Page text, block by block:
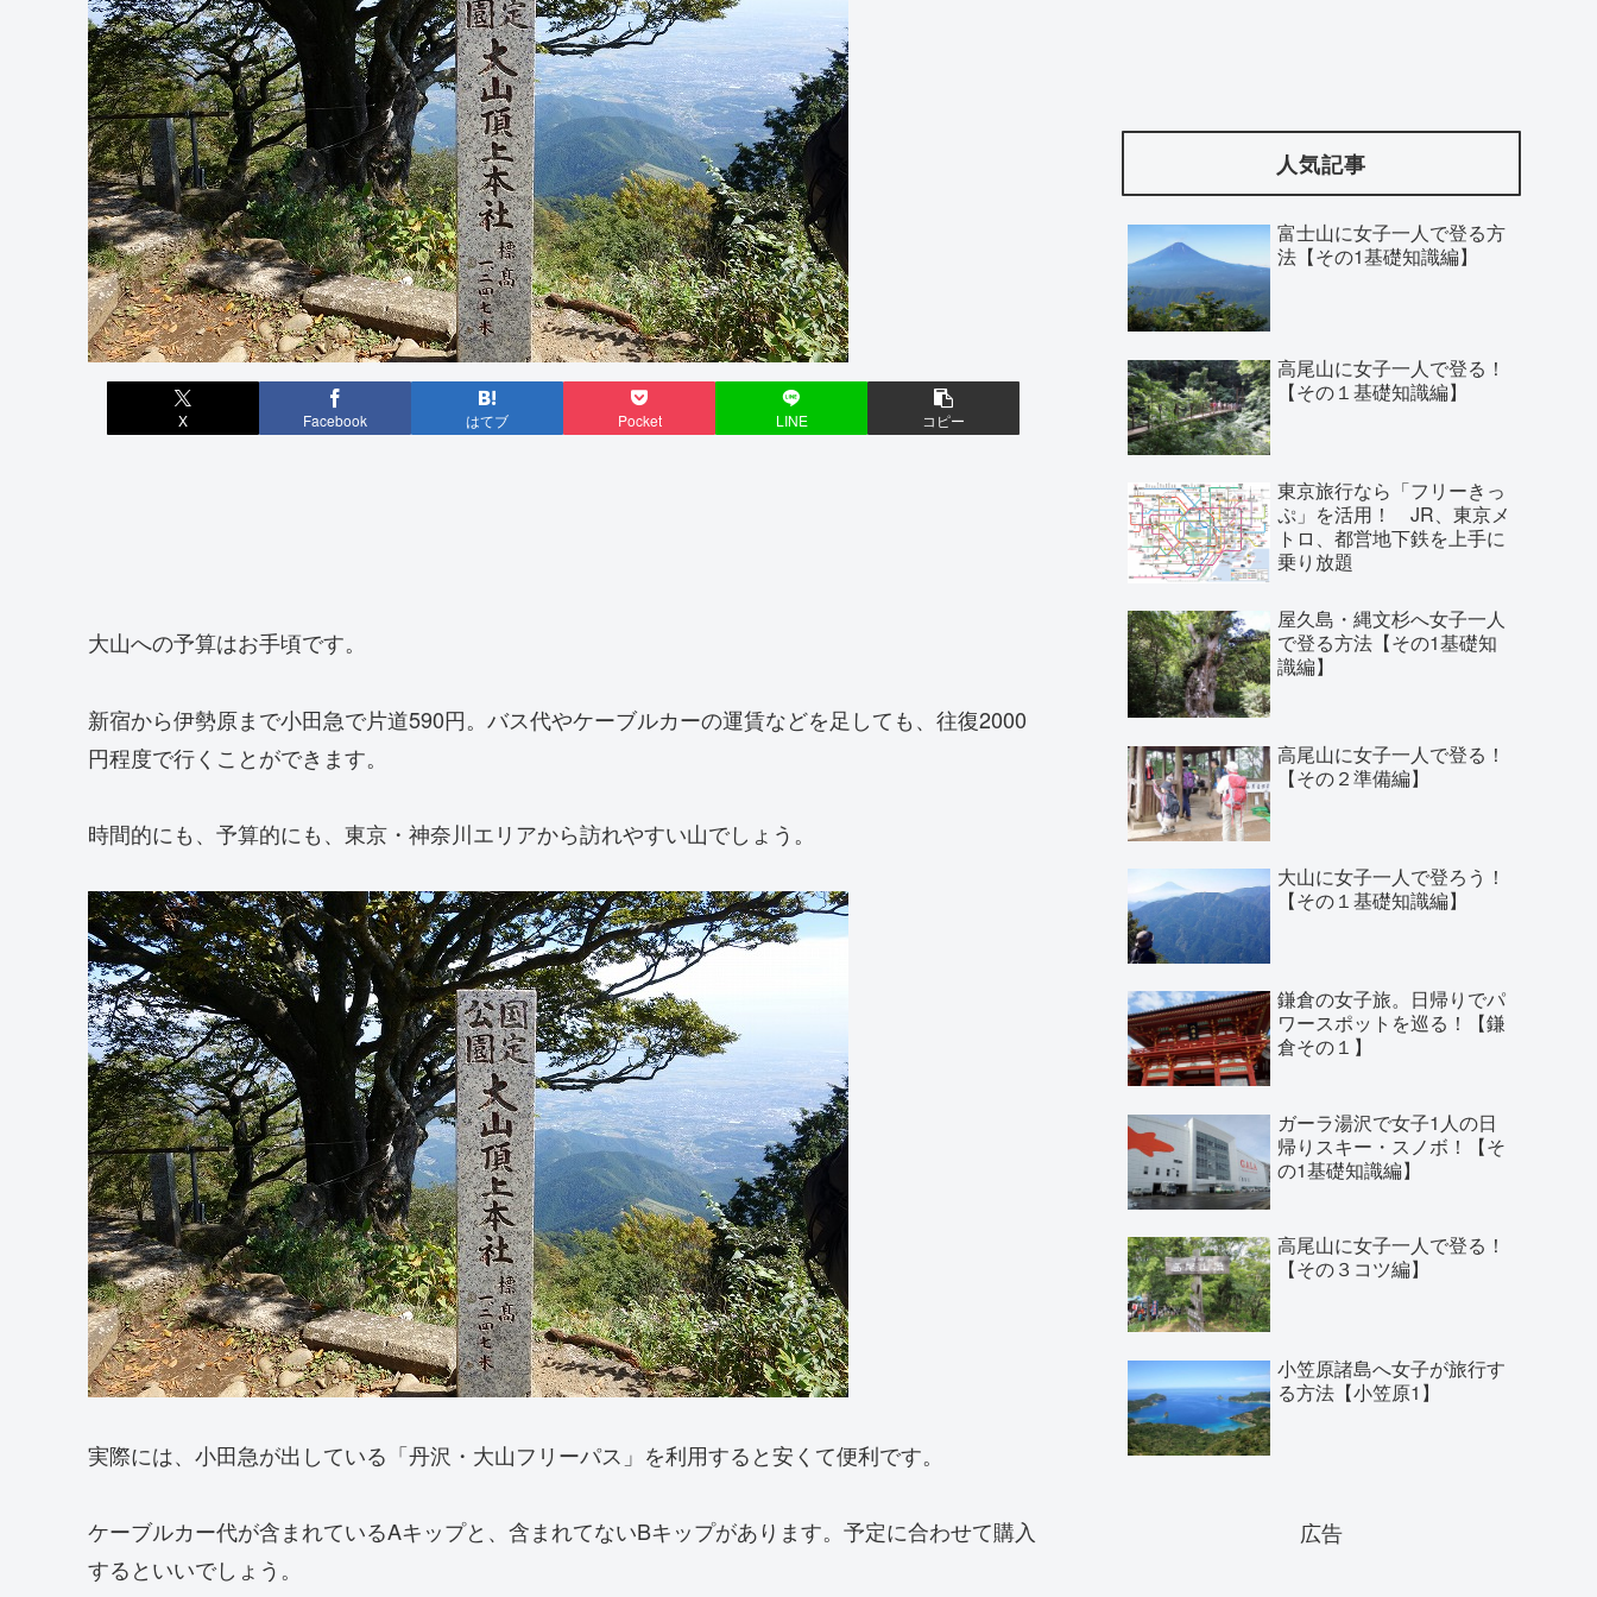
X Facebook はてブ Pocket LINE コピー
大山への予算はお手頃です。
新宿から伊勢原まで小田急で片道590円。バス代やケーブルカーの運賃などを足しても、往復2000
円程度で行くことができます。
時間的にも、予算的にも、東京・神奈川エリアから訪れやすい山でしょう。
実際には、小田急が出している「丹沢・大山フリーパス」を利用すると安くて便利です。
ケーブルカー代が含まれているAキップと、含まれてないBキップがあります。予定に合わせて購入
するといいでしょう。
人気記事
富士山に女子一人で登る方
法【その1基礎知識編】
高尾山に女子一人で登る！
【その１基礎知識編】
東京旅行なら「フリーきっ
ぷ」を活用！ JR、東京メ
トロ、都営地下鉄を上手に
乗り放題
屋久島・縄文杉へ女子一人
で登る方法【その1基礎知
識編】
高尾山に女子一人で登る！
【その２準備編】
大山に女子一人で登ろう！
【その１基礎知識編】
鎌倉の女子旅。日帰りでパ
ワースポットを巡る！【鎌
倉その１】
ガーラ湯沢で女子1人の日
帰りスキー・スノボ！【そ
の1基礎知識編】
高尾山に女子一人で登る！
【その３コツ編】
小笠原諸島へ女子が旅行す
る方法【小笠原1】
広告